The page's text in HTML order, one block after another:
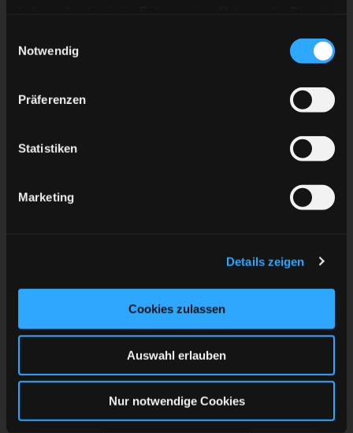
Notwendig
Präferenzen
Statistiken
Marketing
Details zeigen
Cookies zulassen
Auswahl erlauben
Nur notwendige Cookies